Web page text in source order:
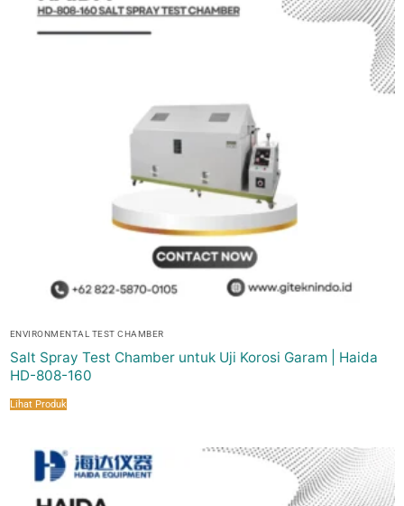
ENVIRONMENTAL TEST CHAMBER
Salt Spray Test Chamber untuk Uji Korosi Garam | Haida
HD-808-160
Lihat Produk